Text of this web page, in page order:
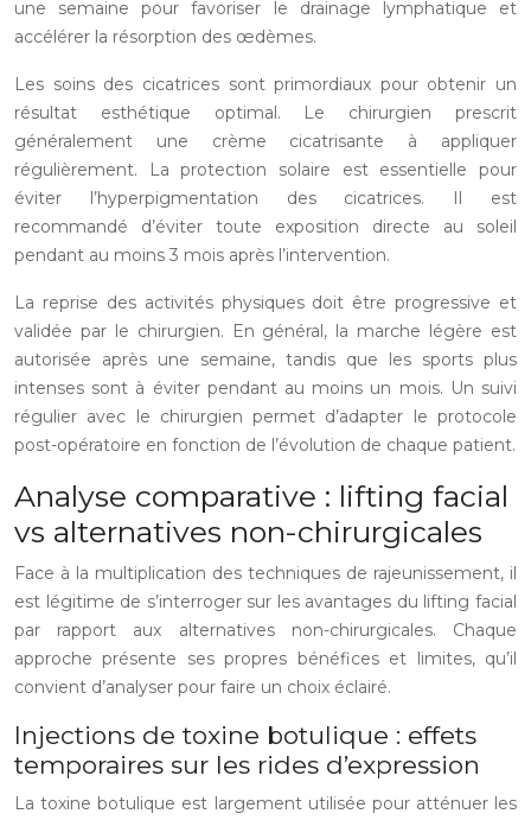
une semaine pour favoriser le drainage lymphatique et
accélérer la résorption des œdèmes.
Les soins des cicatrices sont primordiaux pour obtenir un
résultat esthétique optimal. Le chirurgien prescrit
généralement une crème cicatrisante à appliquer
régulièrement. La protection solaire est essentielle pour
éviter l’hyperpigmentation des cicatrices. Il est
recommandé d’éviter toute exposition directe au soleil
pendant au moins 3 mois après l’intervention.
La reprise des activités physiques doit être progressive et
validée par le chirurgien. En général, la marche légère est
autorisée après une semaine, tandis que les sports plus
intenses sont à éviter pendant au moins un mois. Un suivi
régulier avec le chirurgien permet d’adapter le protocole
post-opératoire en fonction de l’évolution de chaque patient.
Analyse comparative : lifting facial
vs alternatives non-chirurgicales
Face à la multiplication des techniques de rajeunissement, il
est légitime de s’interroger sur les avantages du lifting facial
par rapport aux alternatives non-chirurgicales. Chaque
approche présente ses propres bénéfices et limites, qu’il
convient d’analyser pour faire un choix éclairé.
Injections de toxine botulique : effets
temporaires sur les rides d’expression
La toxine botulique est largement utilisée pour atténuer les